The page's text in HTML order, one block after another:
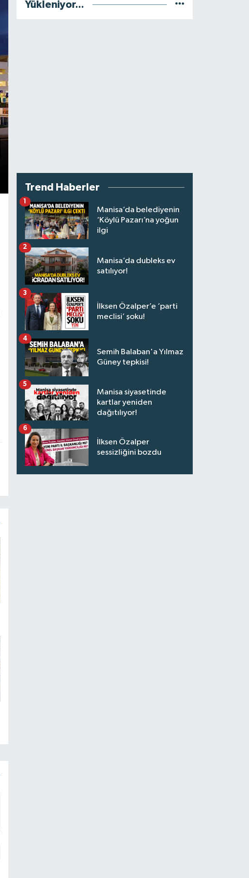
Yükleniyor...
Trend Haberler
Manisa’da belediyenin
‘Köylü Pazarı’na yoğun
ilgi
1
Manisa’da dubleks ev
satılıyor!
2
İlksen Özalper’e ‘parti
meclisi’ şoku!
3
Semih Balaban'a Yılmaz
Güney tepkisi!
4
Manisa siyasetinde
kartlar yeniden
dağıtılıyor!
5
İlksen Özalper
sessizliğini bozdu
6